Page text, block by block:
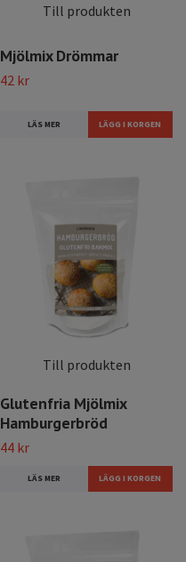
Till produkten
Mjölmix Drömmar
42 kr
LÄS MER
Till produkten
Glutenfria Mjölmix
Hamburgerbröd
44 kr
LÄS MER